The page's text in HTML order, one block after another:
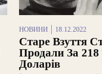
НОВИНИ 18.12.2022
Старе Взуття
Продали За 218
Доларів